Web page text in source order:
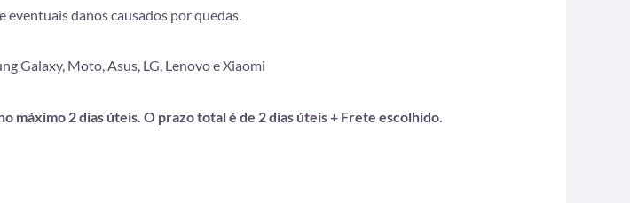
danos causados por quedas.
Galaxy, Moto, Asus, LG, Lenovo e Xiaomi
máximo 2 dias úteis. O prazo total é de 2 dias úteis + Frete escolhido.